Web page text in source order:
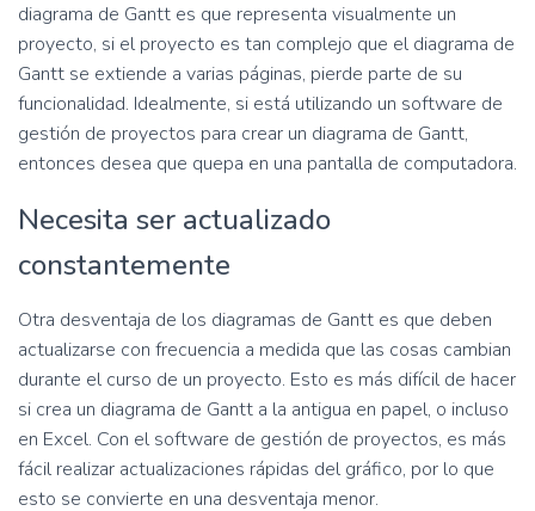
diagrama de Gantt es que representa visualmente un
proyecto, si el proyecto es tan complejo que el diagrama de
Gantt se extiende a varias páginas, pierde parte de su
funcionalidad. Idealmente, si está utilizando un software de
gestión de proyectos para crear un diagrama de Gantt,
entonces desea que quepa en una pantalla de computadora.
Necesita ser actualizado
constantemente
Otra desventaja de los diagramas de Gantt es que deben
actualizarse con frecuencia a medida que las cosas cambian
durante el curso de un proyecto. Esto es más difícil de hacer
si crea un diagrama de Gantt a la antigua en papel, o incluso
en Excel. Con el software de gestión de proyectos, es más
fácil realizar actualizaciones rápidas del gráfico, por lo que
esto se convierte en una desventaja menor.